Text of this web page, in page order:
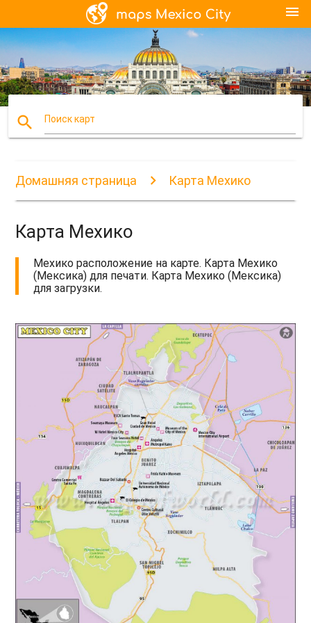
menu
search Поиск карт
Домашняя страница Карта Мехико
Карта Мехико
Мехико расположение на карте. Карта Мехико
(Мексика) для печати. Карта Мехико (Мексика)
для загрузки.